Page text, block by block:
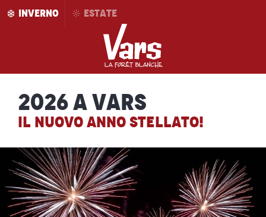
AllerINVERNO ESTATE
2026 a Vars
IL NUOVO ANNO STELLATO!